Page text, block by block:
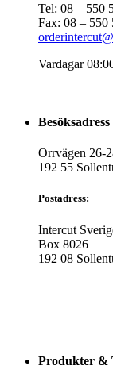
Tel: 08 – 550
Fax: 08 – 550
Vardagar
Besöksadress
Orrvägen 26-
192 55
Postadress:
Intercut
Box 8026
192 08
Produkter &